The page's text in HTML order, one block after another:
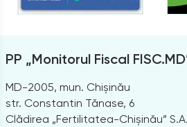
PP „Monitorul Fiscal
MD-2005, mun. Chișinău
str. Constantin Tănase, 6
Clădirea „Fertilitatea-Chișinău”